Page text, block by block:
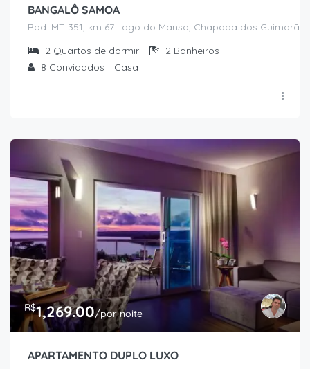
BANGALÔ SAMOA
Rod. MT 351, km 67 Lago do Manso, Chapada dos
2 Quartos de dormir 2 Banheiros
8 Convidados Casa
R$1,269.00/por noite
APARTAMENTO DUPLO LUXO